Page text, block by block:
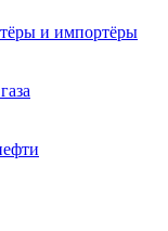
и импортёры